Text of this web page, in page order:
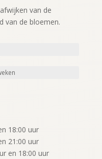
van de
van de bloemen.
18:00 uur
21:00 uur
en 18:00 uur